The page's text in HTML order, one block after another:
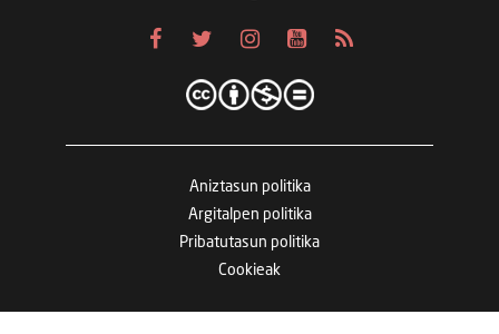
Aniztasun politika
Argitalpen politika
Pribatutasun politika
Cookieak